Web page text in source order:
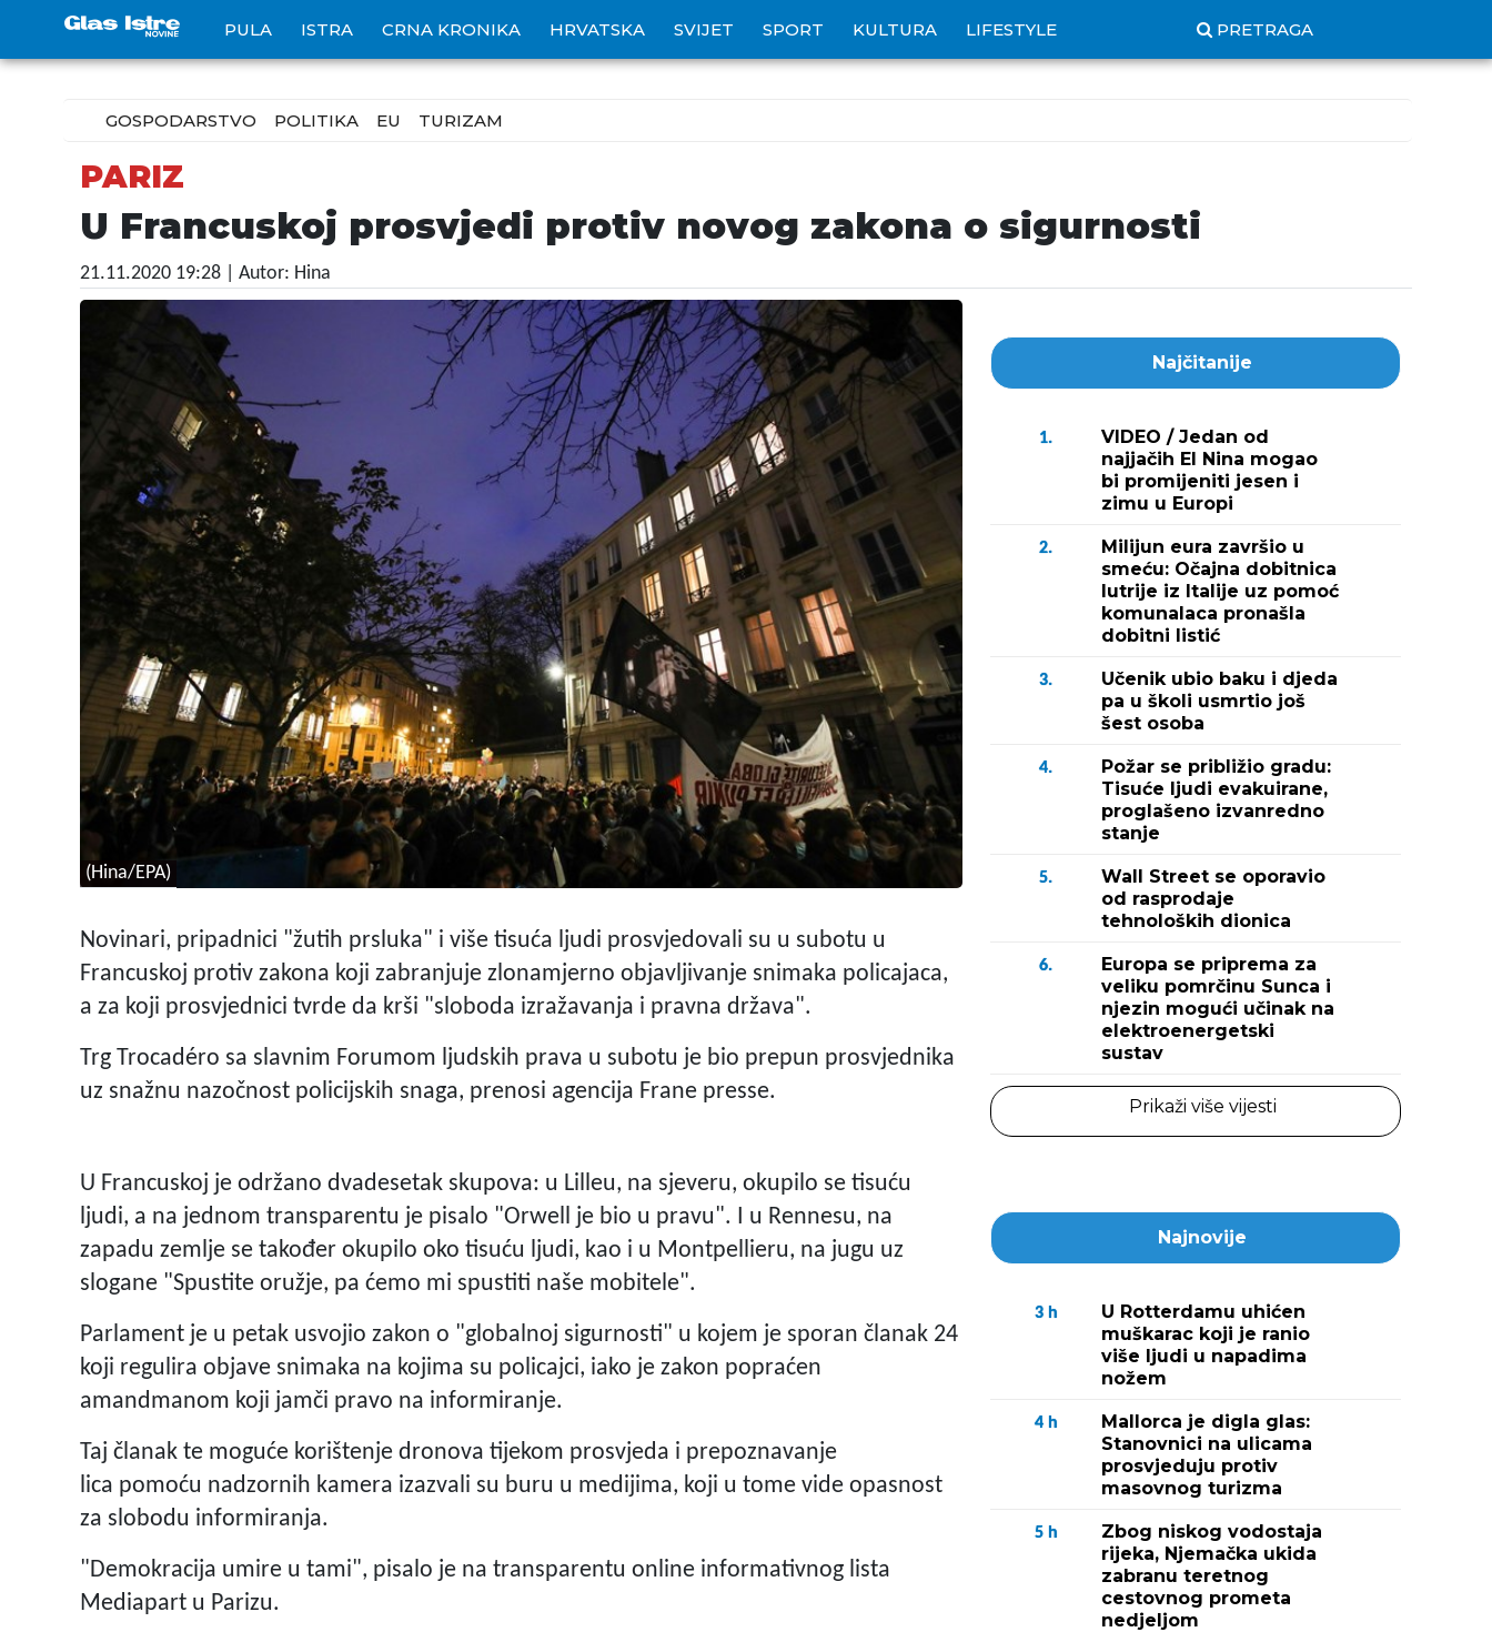
PULA ISTRA CRNA KRONIKA HRVATSKA SVIJET SPORT KULTURA LIFESTYLE PRETRAGA
GOSPODARSTVO POLITIKA EU TURIZAM
PARIZ
U Francuskoj prosvjedi protiv novog zakona o sigurnosti
21.11.2020 19:28 | Autor: Hina
(Hina/EPA)
Novinari, pripadnici "žutih prsluka" i više tisuća ljudi prosvjedovali su u subotu u
Francuskoj protiv zakona koji zabranjuje zlonamjerno objavljivanje snimaka policajaca,
a za koji prosvjednici tvrde da krši "sloboda izražavanja i pravna država".
Trg Trocadéro sa slavnim Forumom ljudskih prava u subotu je bio prepun prosvjednika
uz snažnu nazočnost policijskih snaga, prenosi agencija Frane presse.
U Francuskoj je održano dvadesetak skupova: u Lilleu, na sjeveru, okupilo se tisuću
ljudi, a na jednom transparentu je pisalo "Orwell je bio u pravu". I u Rennesu, na
zapadu zemlje se također okupilo oko tisuću ljudi, kao i u Montpellieru, na jugu uz
slogane "Spustite oružje, pa ćemo mi spustiti naše mobitele".
Parlament je u petak usvojio zakon o "globalnoj sigurnosti" u kojem je sporan članak 24
koji regulira objave snimaka na kojima su policajci, iako je zakon popraćen
amandmanom koji jamči pravo na informiranje.
Taj članak te moguće korištenje dronova tijekom prosvjeda i prepoznavanje
lica pomoću nadzornih kamera izazvali su buru u medijima, koji u tome vide opasnost
za slobodu informiranja.
"Demokracija umire u tami", pisalo je na transparentu online informativnog lista
Mediapart u Parizu.
Najčitanije
1.
VIDEO / Jedan od
najjačih El Nina mogao
bi promijeniti jesen i
zimu u Europi
2.
Milijun eura završio u
smeću: Očajna dobitnica
lutrije iz Italije uz pomoć
komunalaca pronašla
dobitni listić
3.
Učenik ubio baku i djeda
pa u školi usmrtio još
šest osoba
4.
Požar se približio gradu:
Tisuće ljudi evakuirane,
proglašeno izvanredno
stanje
5.
Wall Street se oporavio
od rasprodaje
tehnoloških dionica
6.
Europa se priprema za
veliku pomrčinu Sunca i
njezin mogući učinak na
elektroenergetski
sustav
Prikaži više vijesti
Najnovije
3 h
U Rotterdamu uhićen
muškarac koji je ranio
više ljudi u napadima
nožem
4 h
Mallorca je digla glas:
Stanovnici na ulicama
prosvjeduju protiv
masovnog turizma
5 h
Zbog niskog vodostaja
rijeka, Njemačka ukida
zabranu teretnog
cestovnog prometa
nedjeljom